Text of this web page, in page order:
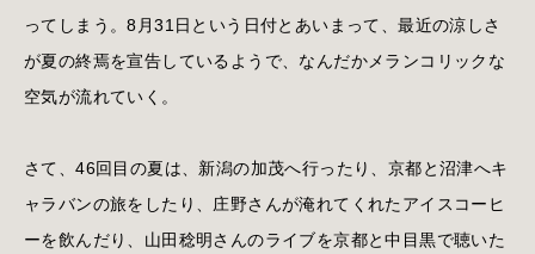
ってしまう。8月31日という日付とあいまって、最近の涼しさ
が夏の終焉を宣告しているようで、なんだかメランコリックな
空気が流れていく。
さて、46回目の夏は、新潟の加茂へ行ったり、京都と沼津へキ
ャラバンの旅をしたり、庄野さんが淹れてくれたアイスコーヒ
ーを飲んだり、山田稔明さんのライブを京都と中目黒で聴いた